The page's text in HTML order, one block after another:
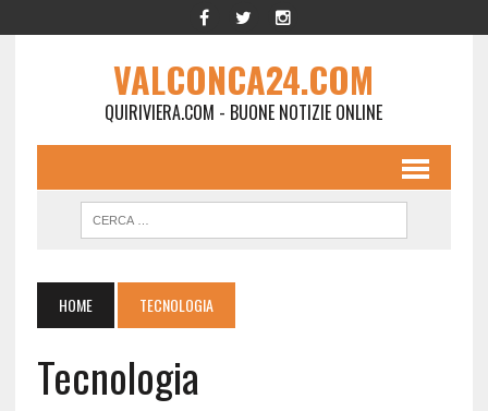
VALCONCA24.COM
QUIRIVIERA.COM - BUONE NOTIZIE ONLINE
HOME TECNOLOGIA
Tecnologia